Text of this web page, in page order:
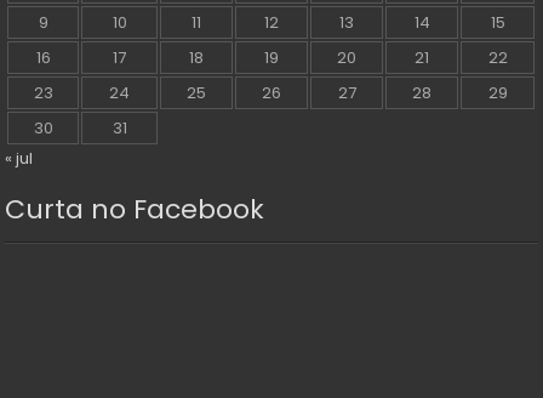
9
10 11 12 13 14
15
16
17 18 19 20 21
22
23
24 25 26 27 28
29
30
31
« jul
Curta no Facebook